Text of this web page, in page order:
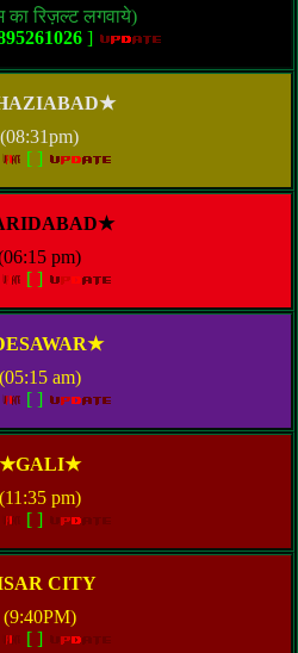
का रिज़ल्ट लगवाये)
]
(08:31pm)
[ ]
pm)
[ ]
(05:15 am)
[ ]
★GALI★
(11:35 pm)
[ ]
CITY
(9:40PM)
[ ]